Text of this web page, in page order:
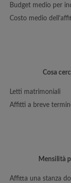
Budget medio per
Costo medio
Cosa
Letti matrimoniali
Affitti a breve
Mensilità
Affitta una stanza